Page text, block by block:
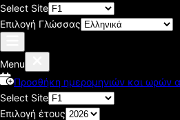
Select Site
Επιλογή Γλώσσας
Menu
Προσθήκη ημερομηνιών και ωρών
Select Site
Επιλογή έτους